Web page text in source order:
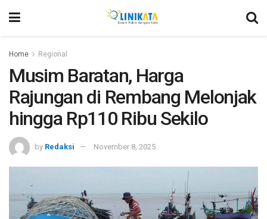
Home Regional
Musim Baratan, Harga
Rajungan di Rembang Melonjak
hingga Rp110 Ribu Sekilo
by Redaksi November 8, 2025